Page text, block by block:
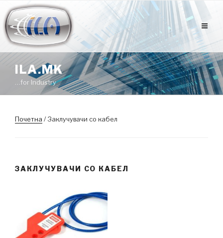
Оди
на
содржината
ILA.MK
…for Industry
Почетна / Заклучувачи со кабел
ЗАКЛУЧУВАЧИ СО КАБЕЛ